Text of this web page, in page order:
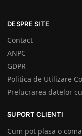
DESPRE SITE
Contact
ANPC
GDPR
Politica de Utilizare
Prelucrarea datelor
SUPORT CLIENTI
Cum pot plasa o